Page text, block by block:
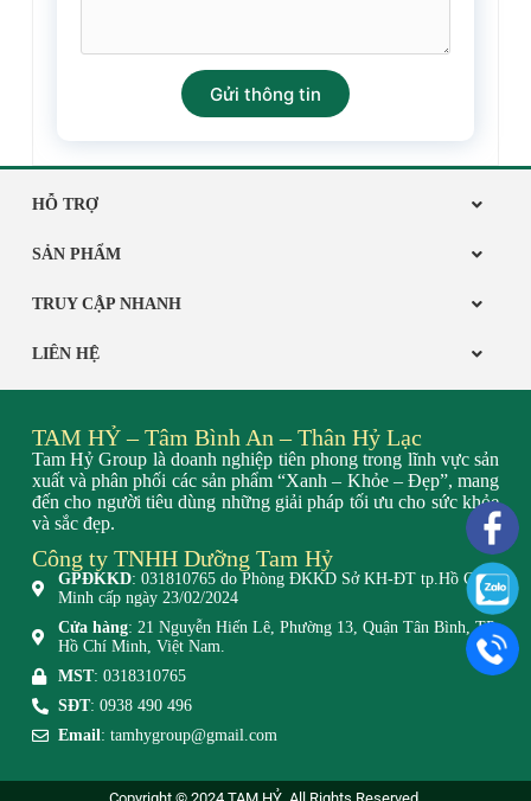
Gửi thông tin
HỖ TRỢ
SẢN PHẨM
TRUY CẬP NHANH
LIÊN HỆ
TAM HỶ – Tâm Bình An – Thân Hỷ Lạc
Tam Hỷ Group là doanh nghiệp tiên phong trong lĩnh vực sản
xuất và phân phối các sản phẩm “Xanh – Khỏe – Đẹp”, mang
đến cho người tiêu dùng những giải pháp tối ưu cho sức khỏe
và sắc đẹp.
Công ty TNHH Dưỡng Tam Hỷ
GPĐKKD: 031810765 do Phòng ĐKKD Sở KH-ĐT tp.Hồ Chí
Minh cấp ngày 23/02/2024
Cửa hàng: 21 Nguyễn Hiến Lê, Phường 13, Quận Tân Bình, TP.
Hồ Chí Minh, Việt Nam.
MST: 0318310765
SĐT: 0938 490 496
Email: tamhygroup@gmail.com